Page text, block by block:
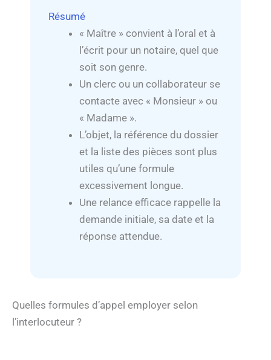
Résumé
« Maître » convient à l’oral et à
l’écrit pour un notaire, quel que
soit son genre.
Un clerc ou un collaborateur se
contacte avec « Monsieur » ou
« Madame ».
L’objet, la référence du dossier
et la liste des pièces sont plus
utiles qu’une formule
excessivement longue.
Une relance efficace rappelle la
demande initiale, sa date et la
réponse attendue.
Quelles formules d’appel employer selon
l’interlocuteur ?